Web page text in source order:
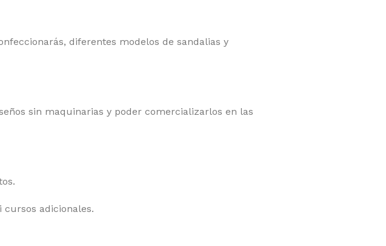
diferentes modelos de sandalias y
sin maquinarias y poder comercializarlos en las
adicionales.